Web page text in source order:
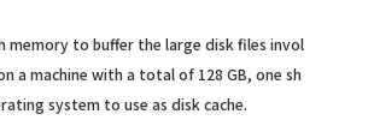
memory to buffer the large disk files invol
a machine with a total of 128 GB, one sh
system to use as disk cache.